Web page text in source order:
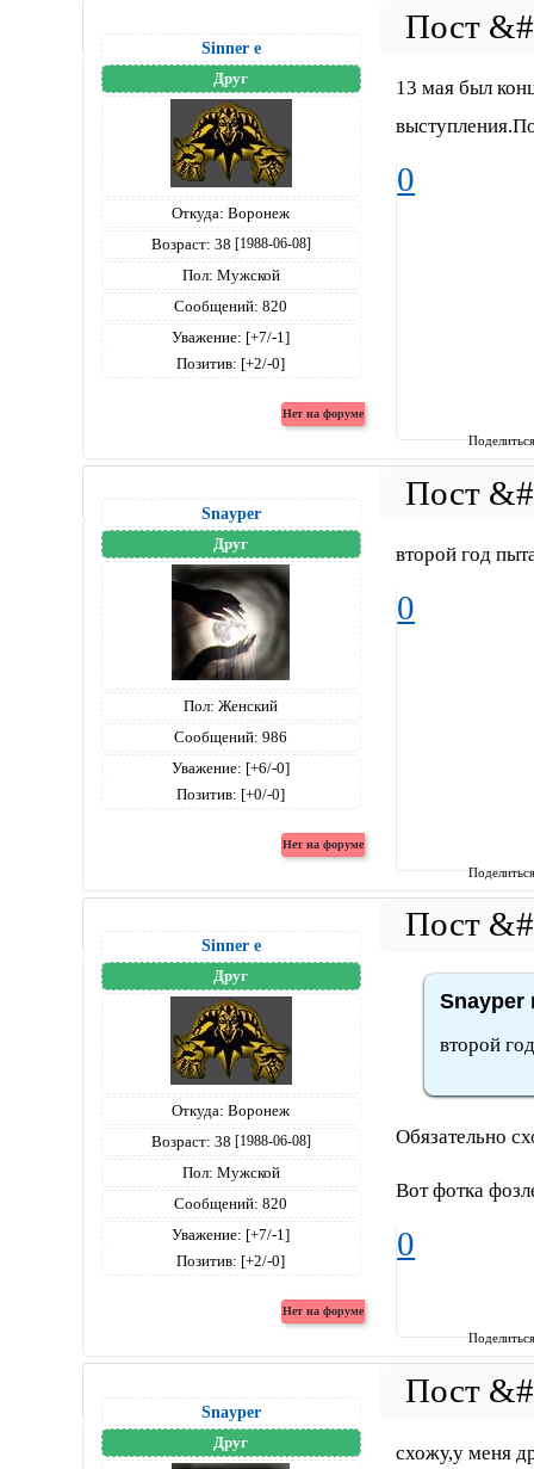
Sinner е
Друг
Откуда: Воронеж
Возраст: 38 [1988-06-08]
Пол: Мужской
Сообщений: 820
Уважение: [+7/-1]
Позитив: [+2/-0]
13 мая был
0
Snayper
Друг
Пол: Женский
Сообщений: 986
Уважение: [+6/-0]
Позитив: [+0/-0]
второй год
0
Sinner е
Друг
Откуда: Воронеж
Возраст: 38 [1988-06-08]
Пол: Мужской
Сообщений: 820
Уважение: [+7/-1]
Позитив: [+2/-0]
Snayper
второй
Обязательно
Вот фотка
0
Snayper
Друг
схожу,у меня